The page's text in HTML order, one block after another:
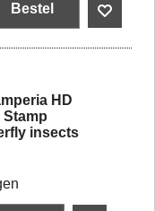
Bestel
HD
Stamp
insects